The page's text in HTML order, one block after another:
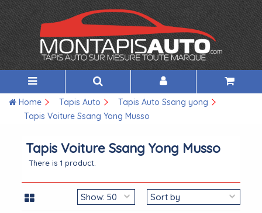
Home Tapis Auto
Tapis Auto Ssang yong
Tapis Voiture Ssang Yong Musso
Tapis Voiture Ssang Yong Musso
There is 1 product.